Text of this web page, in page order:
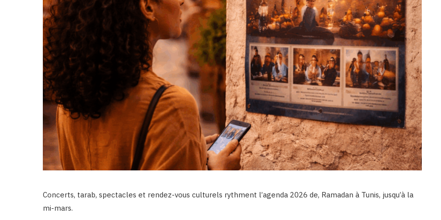
Concerts, tarab, spectacles et rendez-vous culturels rythment l’agenda 2026 de, Ramadan à Tunis, jusqu’à la
mi-mars.